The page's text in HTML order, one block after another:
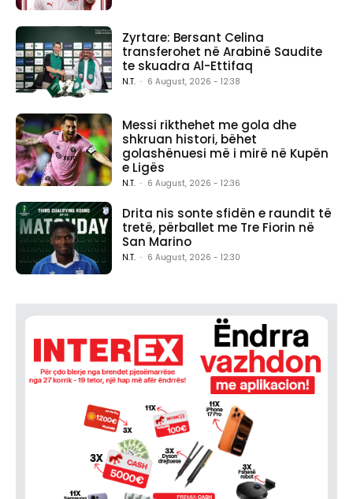
Zyrtare: Bersant Celina
transferohet në Arabinë Saudite
te skuadra Al-Ettifaq
N.T. - 6 August, 2026 - 12:38
Messi rikthehet me gola dhe
shkruan histori, bëhet
golashënuesi më i mirë në Kupën
e Ligës
N.T. - 6 August, 2026 - 12:36
Drita nis sonte sfidën e raundit të
tretë, përballet me Tre Fiorin në
San Marino
N.T. - 6 August, 2026 - 12:30